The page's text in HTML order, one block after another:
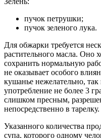
пучок петрушки;
пучок зеленого лука.
Для обжарки требуется
растительного масла. Оно
сохранить нормальную
не оказывает особого
кушанье нежелательно, так
употребление не более 3
слишком пресным,
непосредственно в тарелку.
Указанного количества
супа, которого одному